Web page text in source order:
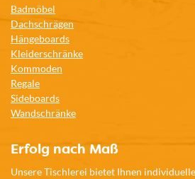
Badmöbel
Dachschrägen
Hängeboards
Kleiderschränke
Kommoden
Regale
Sideboards
Wandschränke
Erfolg nach Maß
Unsere Tischlerei bietet Ihnen